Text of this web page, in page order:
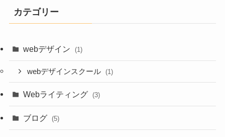
カテゴリー
webデザイン (1)
webデザインスクール (1)
Webライティング (3)
ブログ (5)